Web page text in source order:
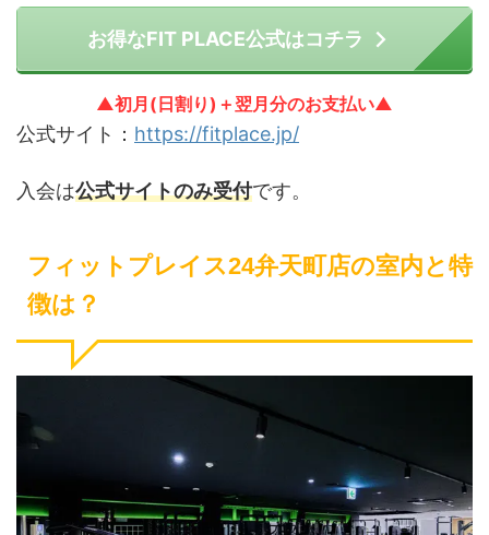
お得なFIT PLACE公式はコチラ
▲初月(日割り)＋翌月分のお支払い▲
公式サイト： https://fitplace.jp/
入会は公式サイトのみ受付です。
フィットプレイス24弁天町店の室内と特
徴は？